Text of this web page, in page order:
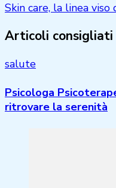
Skin care, la linea
Articoli consigliati
salute
Psicologa
ritrovare la serenità